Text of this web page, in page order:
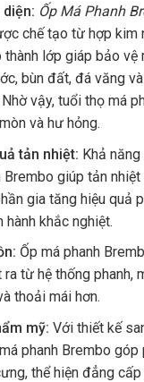
diện: Ốp Má Phanh
chế tạo từ hợp kim
thành lớp giáp bảo vệ
bùn đất, đá văng
vậy, tuổi thọ má
và hư hỏng.
tản nhiệt: Khả
Brembo giúp tản nhiệt
gia tăng hiệu quả
hành khắc nghiệt.
Ốp má phanh
ra từ hệ thống phanh,
thoải mái hơn.
mỹ: Với thiết kế
phanh Brembo
thể hiện đẳng